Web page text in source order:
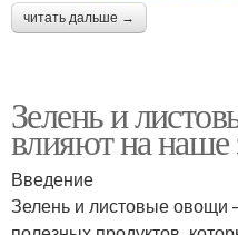
читать дальше →
Зелень и
влияют на наше
Введение
Зелень и листовые овощи